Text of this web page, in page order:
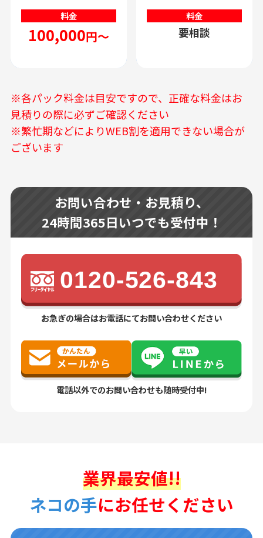
料金
100,000円～
料金
要相談
※各パック料金は目安ですので、正確な料金はお
見積りの際に必ずご確認ください
※繁忙期などによりWEB割を適用できない場合が
ございます
お問い合わせ・お見積り、
24時間365日いつでも受付中！
0120-526-843
お急ぎの場合はお電話にてお問い合わせください
電話以外でのお問い合わせも随時受付中!
業界最安値!!
ネコの手にお任せください